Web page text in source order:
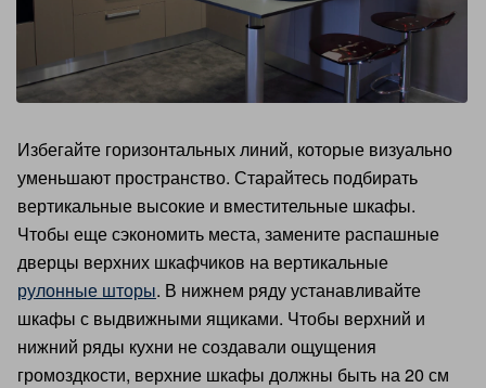
Избегайте горизонтальных линий, которые визуально
уменьшают пространство. Старайтесь подбирать
вертикальные высокие и вместительные шкафы.
Чтобы еще сэкономить места, замените распашные
дверцы верхних шкафчиков на вертикальные
рулонные шторы. В нижнем ряду устанавливайте
шкафы с выдвижными ящиками. Чтобы верхний и
нижний ряды кухни не создавали ощущения
громоздкости, верхние шкафы должны быть на 20 см